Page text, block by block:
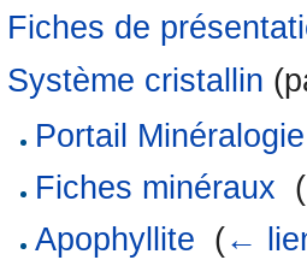
Fiches de
Système cristallin
Portail Minéralogie
Fiches minéraux (
Apophyllite (←